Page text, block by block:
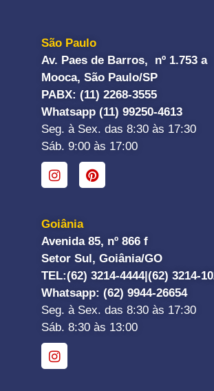
São Paulo
Av. Paes de Barros, nº 1.753 a
Mooca, São Paulo/SP
PABX: (11) 2268-3555
Whatsapp (11) 99250-4613
Seg. à Sex. das 8:30 às 17:30
Sáb. 9:00 às 17:00
Goiânia
Avenida 85, nº 866 f
Setor Sul, Goiânia/GO
TEL:(62) 3214-4444| (62) 3214-
Whatsapp: (62) 9944-26654
Seg. à Sex. das 8:30 às 17:30
Sáb. 8:30 às 13:00